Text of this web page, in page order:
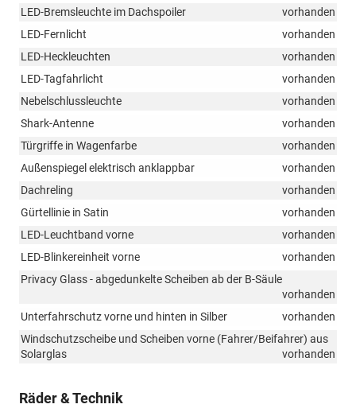
LED-Bremsleuchte im Dachspoiler
vorhanden
LED-Fernlicht
vorhanden
LED-Heckleuchten
vorhanden
LED-Tagfahrlicht
vorhanden
Nebelschlussleuchte
vorhanden
Shark-Antenne
vorhanden
Türgriffe in Wagenfarbe
vorhanden
Außenspiegel elektrisch anklappbar
vorhanden
Dachreling
vorhanden
Gürtellinie in Satin
vorhanden
LED-Leuchtband vorne
vorhanden
LED-Blinkereinheit vorne
vorhanden
Privacy Glass - abgedunkelte Scheiben ab der B-Säule
vorhanden
Unterfahrschutz vorne und hinten in Silber
vorhanden
Windschutzscheibe und Scheiben vorne (Fahrer/Beifahrer) aus
Solarglas
vorhanden
Räder & Technik